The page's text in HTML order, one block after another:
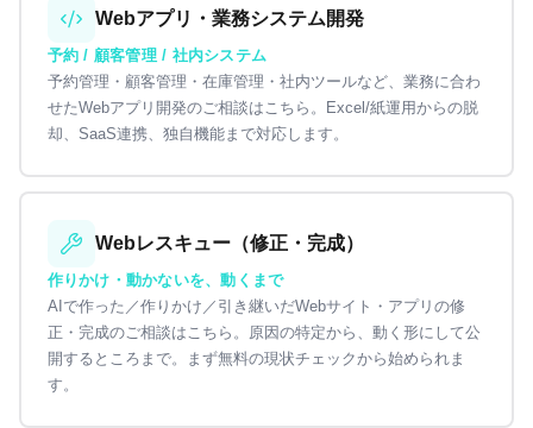
Webアプリ・業務システム開発
予約 / 顧客管理 / 社内システム
予約管理・顧客管理・在庫管理・社内ツールなど、業務に合わ
せたWebアプリ開発のご相談はこちら。Excel/紙運用からの脱
却、SaaS連携、独自機能まで対応します。
Webレスキュー（修正・完成）
作りかけ・動かないを、動くまで
AIで作った／作りかけ／引き継いだWebサイト・アプリの修
正・完成のご相談はこちら。原因の特定から、動く形にして公
開するところまで。まず無料の現状チェックから始められま
す。